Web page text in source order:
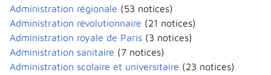
Administration régionale (53 notices)
Administration révolutionnaire (21 notices)
Administration royale de Paris (3 notices)
Administration sanitaire (7 notices)
Administration scolaire et universitaire (23 notices)